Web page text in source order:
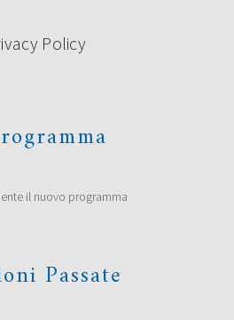
Policy
il nuovo programma
Passate